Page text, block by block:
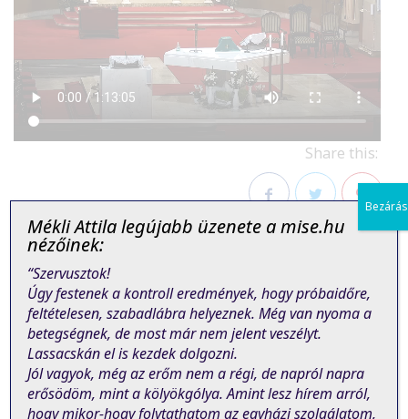
Share this:
FacebookTwitterPinterest
PREVIOUS POST
Mékli Attila legújabb üzenete a mise.hu
nézőinek:
“Szervusztok!
Úgy festenek a kontroll eredmények, hogy próbaidőre,
feltételesen, szabadlábra helyeznek. Még van nyoma a
betegségnek, de most már nem jelent veszélyt.
Lassacskán el is kezdek dolgozni.
Jól vagyok, még az erőm nem a régi, de napról napra
erősödöm, mint a kölyökgólya. Amint lesz hírem arról,
hogy mikor-hogy folytathatom az egyházi szolgálatom,
Bezárás